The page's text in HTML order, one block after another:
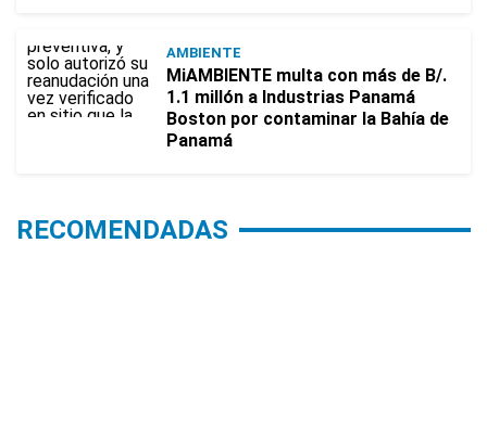
AMBIENTE
MiAMBIENTE multa con más de B/.
1.1 millón a Industrias Panamá
Boston por contaminar la Bahía de
Panamá
RECOMENDADAS